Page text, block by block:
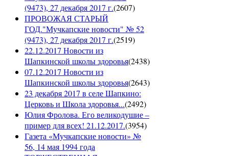
(9473), 27 декабря 2017 г.(2607)
ПРОВОЖАЯ СТАРЫЙ
ГОД."Мучкапские новости" № 52
(9473), 27 декабря 2017 г.(2519)
22.12.2017 Новости из
Шапкинской школы здоровья(2438)
07.12.2017 Новости из
Шапкинской школы здоровья(2643)
23 декабря 2017 в селе Шапкино:
Церковь и Школа здоровья...(2492)
Юлия Фролова. Его великодушие –
пример для всех! 21.12.2017.(3954)
Газета «Мучкапские новости» №
56, 14 мая 1994 года